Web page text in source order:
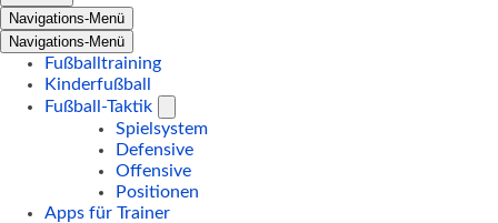
Navigations-Menü
Navigations-Menü
Fußballtraining
Kinderfußball
Fußball-Taktik
Spielsystem
Defensive
Offensive
Positionen
Apps für Trainer